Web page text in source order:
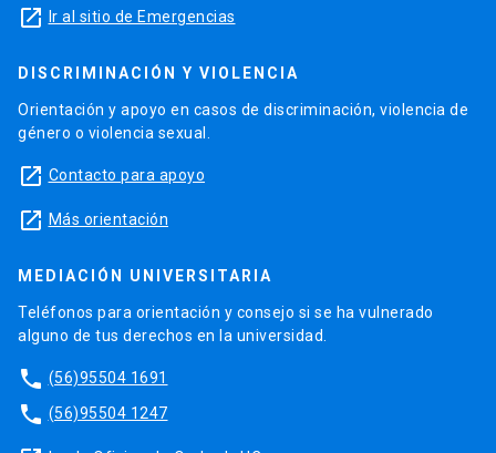
launch Ir al sitio de Emergencias
DISCRIMINACIÓN Y VIOLENCIA
Orientación y apoyo en casos de discriminación, violencia de
género o violencia sexual.
launch Contacto para apoyo
launch Más orientación
MEDIACIÓN UNIVERSITARIA
Teléfonos para orientación y consejo si se ha vulnerado
alguno de tus derechos en la universidad.
phone (56)95504 1691
phone (56)95504 1247